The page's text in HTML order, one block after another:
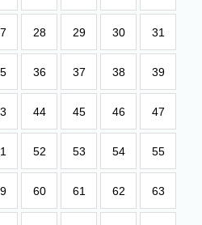
28 29 30 31
36 37 38 39
44 45 46 47
52 53 54 55
60 61 62 63